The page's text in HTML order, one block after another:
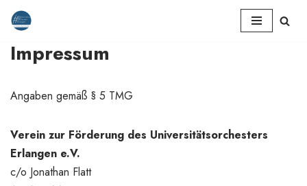
Inhalt
Impressum
Angaben gemäß § 5 TMG
Verein zur Förderung des Universitätsorchesters
Erlangen e.V.
c/o Jonathan Flatt